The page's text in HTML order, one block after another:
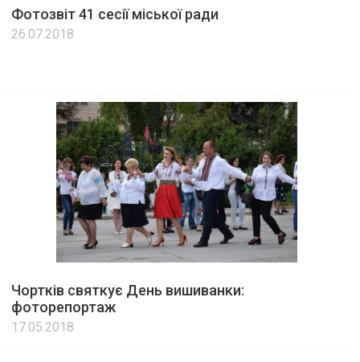
Фотозвіт 41 сесії міської ради
26.07.2018
Чортків святкує День вишиванки:
фоторепортаж
17.05.2018